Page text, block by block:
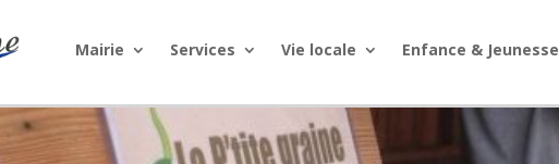
Mairie Services Vie locale Enfance & Jeunesse